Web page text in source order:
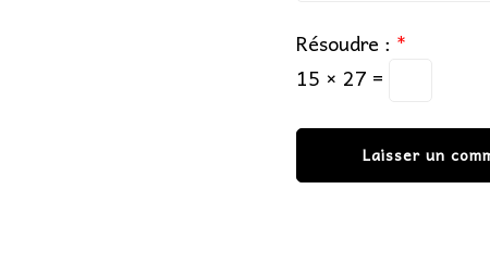
Résoudre : *
15 × 27 =